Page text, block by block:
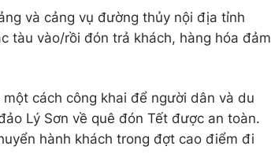
và cảng vụ đường thủy nội địa tỉnh
tàu vào/rồi đón trả khách, hàng hóa đảm
cách công khai để người dân và du
Lý Sơn về quê đón Tết được an toàn.
hành khách trong đợt cao điểm đi